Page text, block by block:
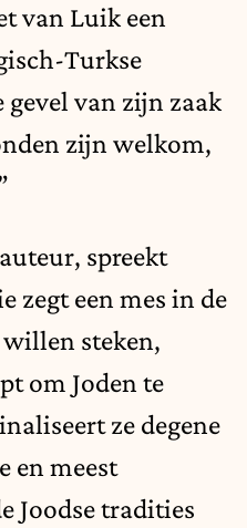
van Luik een
Turkse
gevel van zijn zaak
zijn welkom,
spreekt
zegt een mes in de
willen steken,
om Joden te
ze degene
en meest
Joodse tradities